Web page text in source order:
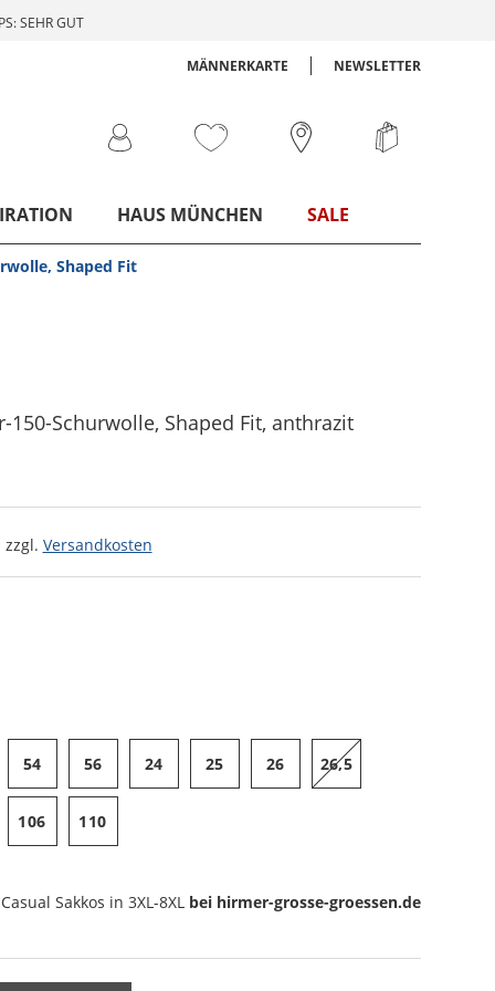
SEHR GUT
MÄNNERKARTE NEWSLETTER
HAUS MÜNCHEN SALE
Shaped Fit
150-Schurwolle, Shaped Fit, anthrazit
zzgl. Versandkosten
54 56 24 25 26 26,5
106 110
Casual Sakkos in 3XL-8XL bei hirmer-grosse-groessen.de